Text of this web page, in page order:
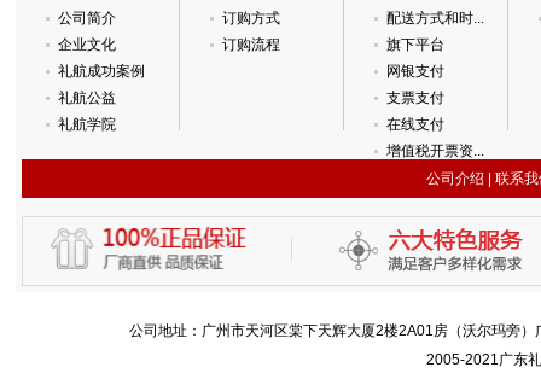
公司简介
企业文化
礼航成功案例
礼航公益
礼航学院
订购方式
订购流程
配送方式和时...
旗下平台
网银支付
支票支付
在线支付
增值税开票资...
公司介绍
联系
公司地址：广州市天河区棠下天辉大厦2楼2A01房（沃尔玛
2005-2021广东